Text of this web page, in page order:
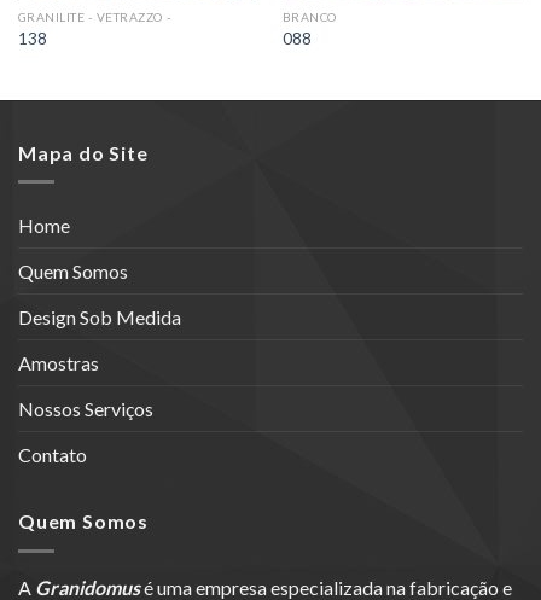
GRANILITE - VETRAZZO -
138
BRANCO
088
Mapa do Site
Home
Quem Somos
Design Sob Medida
Amostras
Nossos Serviços
Contato
Quem Somos
A Granidomusé uma empresa especializada na fabricação e